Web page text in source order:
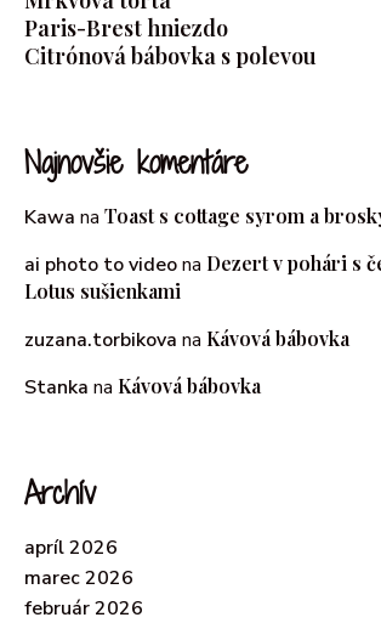
Paris-Brest hniezdo
Citrónová bábovka s polevou
Najnovšie komentáre
Kawa na Toast s cottage syrom a
ai photo to videona Dezert v pohári s
Lotus sušienkami
zuzana.torbikova na Kávová bábovka
Stanka na Kávová bábovka
Archív
apríl 2026
marec 2026
február 2026